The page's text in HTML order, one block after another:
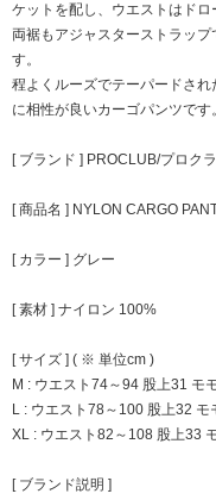
ケットを配し、ウエストはドロ
両裾もアジャスターストラッ
す。
程よくルーズでテーパードさ
に相性が良いカーゴパンツです。
[ ブランド ] PROCLUB/プロク
[ 商品名 ] NYLON CARGO
[ カラー ] グレー
[ 素材 ] ナイロン 100%
[ サイズ ] ( ※ 単位cm )
M : ウエスト74～94 股上31 モ
L : ウエスト78～100 股上32
XL : ウエスト82～108 股上33
[ ブランド説明 ]